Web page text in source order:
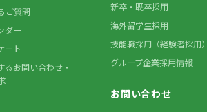
ご質問
ダー
ート
るお問い合わせ・
新卒・既卒採用
海外留学生採用
技能職採用（経験者採用）
グループ企業採用情報
お問い合わせ